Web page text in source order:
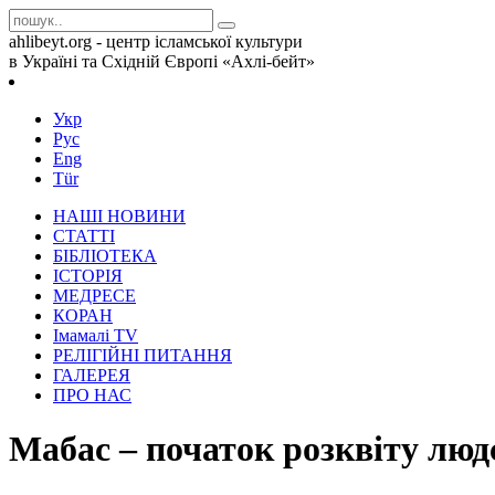
ahlibeyt.org - центр ісламської культури
в Україні та Східній Європі «Ахлі-бейт»
Укр
Рус
Eng
Tür
НАШІ НОВИНИ
СТАТТІ
БІБЛІОТЕКА
ІСТОРІЯ
МЕДРЕСЕ
КОРАН
Iмамалi TV
РЕЛІГІЙНІ ПИТАННЯ
ГАЛЕРЕЯ
ПРО НАС
Мабас – початок розквіту